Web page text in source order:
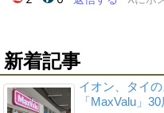
新着記事
イオン、タイ
「MaxValu」